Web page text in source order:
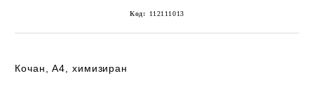
Код: 112111013
Кочан, А4, химизиран